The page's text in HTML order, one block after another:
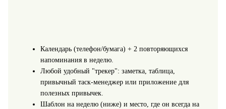
Календарь (телефон/бумага) + 2 повторяющихся
напоминания в неделю.
Любой удобный "трекер": заметка, таблица,
привычный таск‑менеджер или приложение для
полезных привычек.
Шаблон на неделю (ниже) и место, где он всегда на